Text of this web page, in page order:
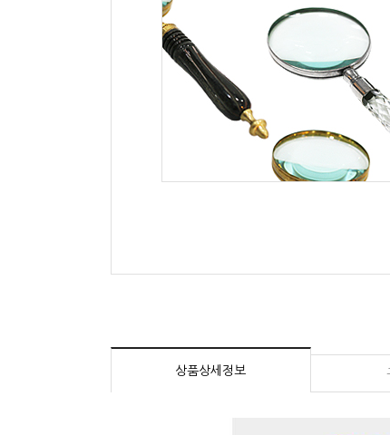
상품상세정보